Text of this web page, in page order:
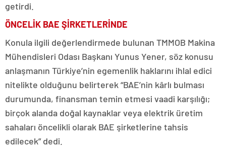
getirdi.
ÖNCELİK BAE ŞİRKETLERİNDE
Konula ilgili değerlendirmede bulunan TMMOB Makina
Mühendisleri Odası Başkanı Yunus Yener, söz konusu
anlaşmanın Türkiye’nin egemenlik haklarını ihlal edici
nitelikte olduğunu belirterek “BAE’nin kârlı bulması
durumunda, finansman temin etmesi vaadi karşılığı;
birçok alanda doğal kaynaklar veya elektrik üretim
sahaları öncelikli olarak BAE şirketlerine tahsis
edilecek” dedi.